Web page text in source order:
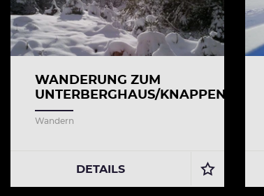
WANDERUNG ZUM
UNTERBERGHAUS/KNAPPENSTUBE
Wandern
DETAILS